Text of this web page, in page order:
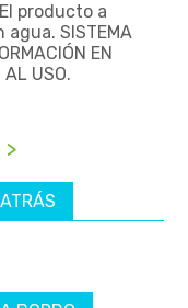
producto a
SISTEMA
EN
AL USO.
>